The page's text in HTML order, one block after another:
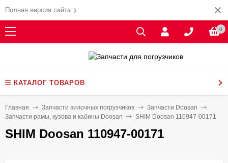
Полная версия сайта
0
КАТАЛОГ ТОВАРОВ
Главная Запчасти вилочных погрузчиков
Запчасти Doosan
Запчасти рамы, кузова и кабины Doosan
SHIM Doosan 110947-00171
SHIM Doosan 110947-00171